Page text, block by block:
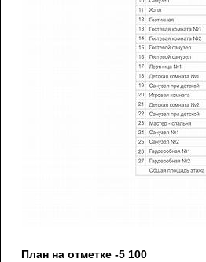
План на отметке -5 100